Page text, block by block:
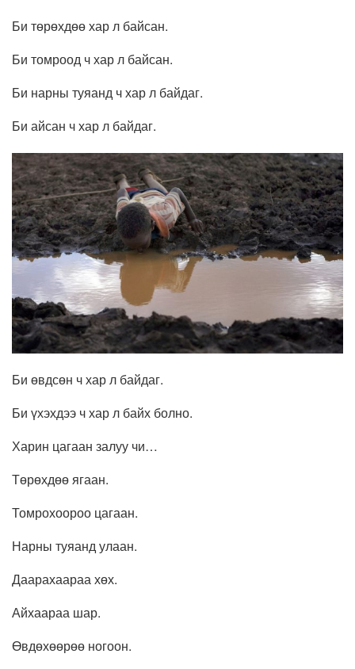
Би төрөхдөө хар л байсан.
Би томроод ч хар л байсан.
Би нарны туяанд ч хар л байдаг.
Би айсан ч хар л байдаг.
Би өвдсөн ч хар л байдаг.
Би үхэхдээ ч хар л байх болно.
Харин цагаан залуу чи…
Төрөхдөө ягаан.
Томрохоороо цагаан.
Нарны туяанд улаан.
Даарахаараа хөх.
Айхаараа шар.
Өвдөхөөрөө ногоон.